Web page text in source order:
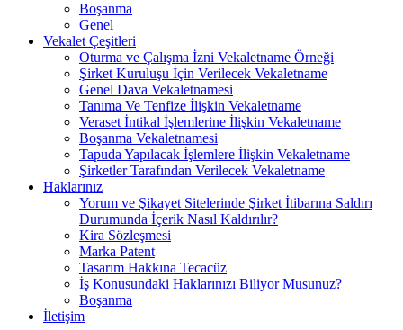
Boşanma
Genel
Vekalet Çeşitleri
Oturma ve Çalışma İzni Vekaletname Örneği
Şirket Kuruluşu İçin Verilecek Vekaletname
Genel Dava Vekaletnamesi
Tanıma Ve Tenfize İlişkin Vekaletname
Veraset İntikal İşlemlerine İlişkin Vekaletname
Boşanma Vekaletnamesi
Tapuda Yapılacak İşlemlere İlişkin Vekaletname
Şirketler Tarafından Verilecek Vekaletname
Haklarınız
Yorum ve Şikayet Sitelerinde Şirket İtibarına Saldırı
Durumunda İçerik Nasıl Kaldırılır?
Kira Sözleşmesi
Marka Patent
Tasarım Hakkına Tecacüz
İş Konusundaki Haklarınızı Biliyor Musunuz?
Boşanma
İletişim